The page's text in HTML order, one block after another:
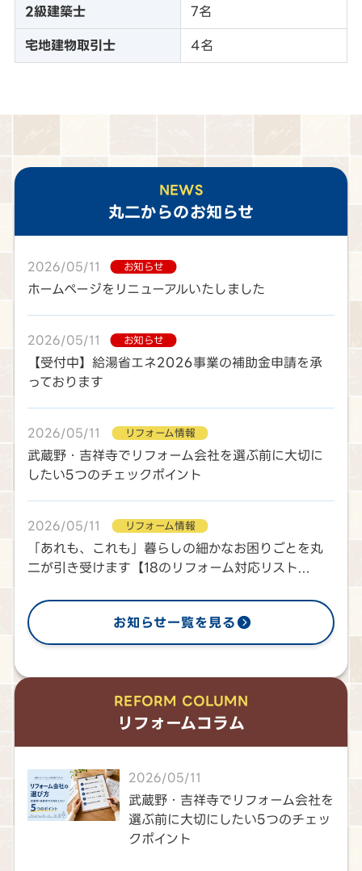
2級建築士 7名
宅地建物取引士 4名
NEWS
丸二からのお知らせ
2026/05/11 お知らせ
ホームページをリニューアルいたしました
2026/05/11 お知らせ
【受付中】給湯省エネ2026事業の補助金申請を承
っております
2026/05/11 リフォーム情報
武蔵野・吉祥寺でリフォーム会社を選ぶ前に大切に
したい5つのチェックポイント
2026/05/11 リフォーム情報
「あれも、これも」暮らしの細かなお困りごとを丸
二が引き受けます【18のリフォーム対応リスト...
お知らせ一覧を見る
REFORM COLUMN
リフォームコラム
2026/05/11
武蔵野・吉祥寺でリフォーム会社を
選ぶ前に大切にしたい5つのチェッ
クポイント